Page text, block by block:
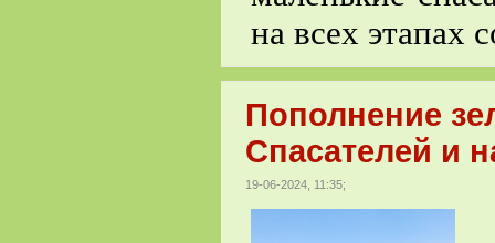
на всех этапах
Пополнение
Спасателей и
19-06-2024, 11:35;